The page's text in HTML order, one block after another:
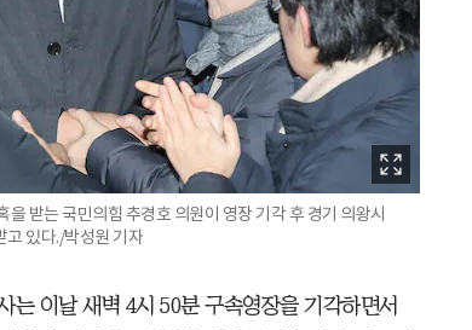
받는 국민의힘 추경호 의원이 영장 기각 후 경기 의왕시
고 있다./박성원 기자
는 이날 새벽 4시 50분 구속영장을 기각하면서